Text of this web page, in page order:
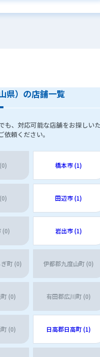
県）の店舗一覧
も、対応可能な店舗をお探しい
依頼ください。
橋本市 (1)
田辺市 (1)
(0) 岩出市 (1)
町 (0) 伊都郡九度山町 (0)
(0) 有田郡広川町 (0)
(0) 日高郡日高町 (1)